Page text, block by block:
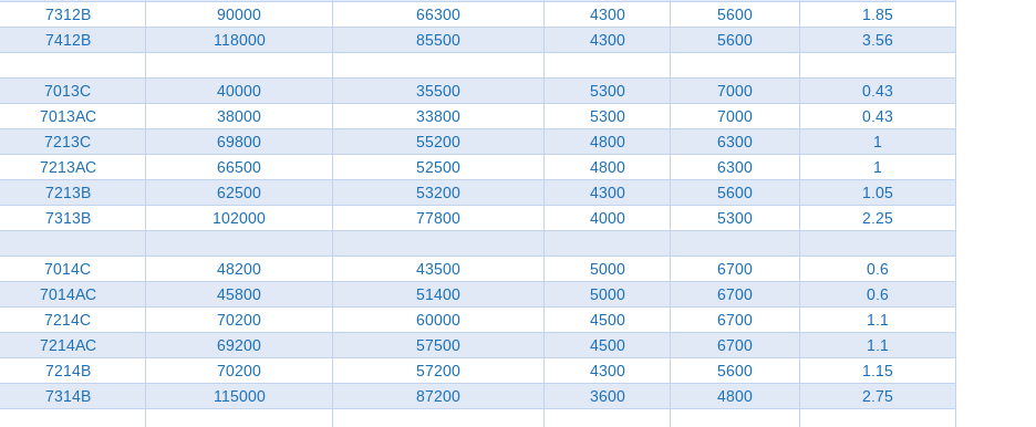
7312B 90000 66300 4300 5600
1.85
7412B 118000 85500 4300 5600 3.56
7013C 40000 35500 5300 7000
0.43
7013AC 38000 33800 5300 7000
0.43
7213C 69800 55200 4800 6300
1
7213AC 66500 52500 4800 6300
1
7213B 62500 53200 4300 5600
1.05
7313B 102000 77800 4000 5300 2.25
7014C 48200 43500 5000 6700
0.6
7014AC 45800 51400 5000 6700
0.6
7214C 70200 60000 4500 6700
1.1
7214AC 69200 57500 4500 6700
1.1
7214B 70200 57200 4300 5600
1.15
7314B 115000 87200 3600 4800 2.75